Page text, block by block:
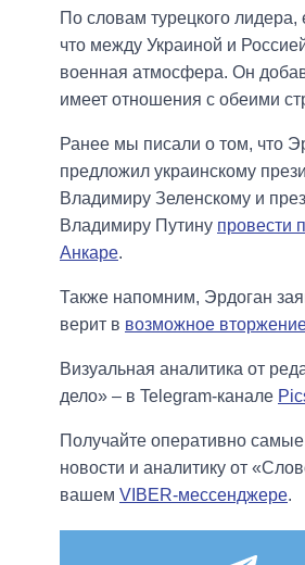
По словам турецкого лидера,
что между Украиной и
военная атмосфера. Он
имеет отношения с обеими
Ранее мы писали о том, что
предложил украинскому
Владимиру Зеленскому и
Владимиру Путину провести
Анкаре.
Также напомним, Эрдоган
верит в возможное
Визуальная аналитика от
дело» – в Telegram-канале
Получайте оперативно
новости и аналитику от
вашем VIBER-мессенджере.